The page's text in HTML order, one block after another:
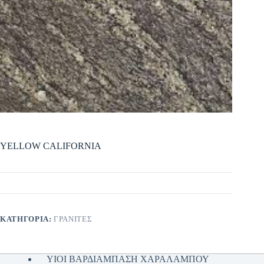
YELLOW CALIFORNIA
ΚΑΤΗΓΟΡΊΑ:ΓΡΑΝΙΤΕΣ
ΥΙΟΙ ΒΑΡΔΙΑΜΠΑΣΗ ΧΑΡΑΛΑΜΠΟΥ